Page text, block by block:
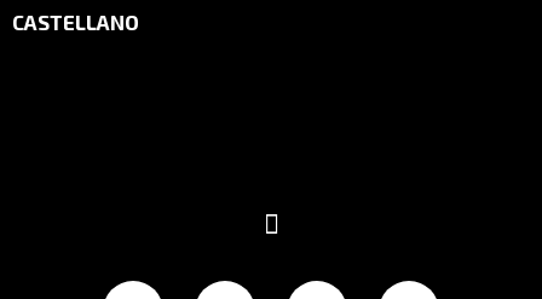
CASTELLANO